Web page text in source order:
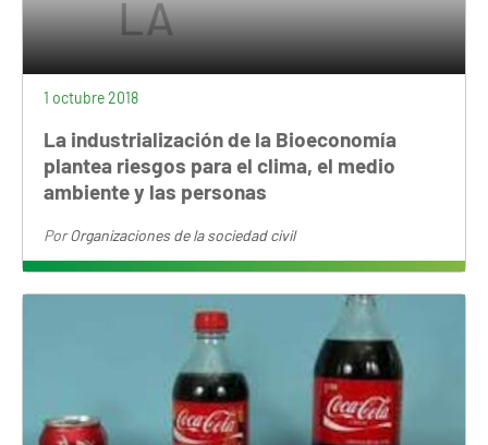
1 octubre 2018
La industrialización de la Bioeconomía
plantea riesgos para el clima, el medio
ambiente y las personas
PorOrganizaciones de la sociedad civil